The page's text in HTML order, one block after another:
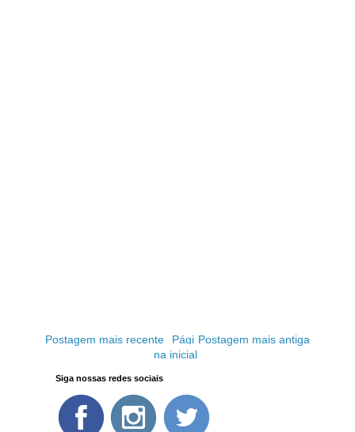
Postagem mais recente Postagem mais antiga
Pági
na inicial
Siga nossas redes sociais